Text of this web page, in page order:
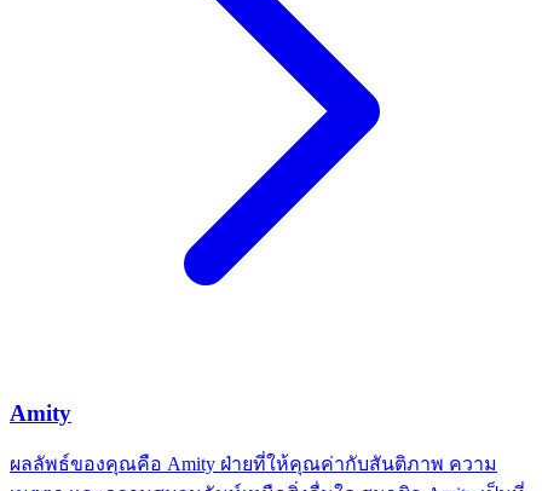
Amity
ผลลัพธ์ของคุณคือ Amity ฝ่ายที่ให้คุณค่ากับสันติภาพ ความ